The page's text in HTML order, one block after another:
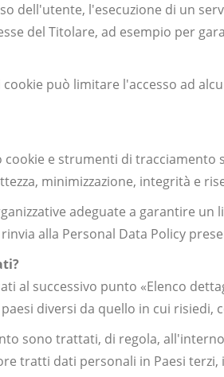
dell'utente, l'esecuzione di un
del Titolare, ad esempio per
può limitare l'accesso ad
e strumenti di tracciamento
minimizzazione, integrità e
adeguate a garantire un
alla Personal Data Policy
al successivo punto «Elenco
diversi da quello in cui risiedi,
sono trattati, di regola,
tratti dati personali in Paesi